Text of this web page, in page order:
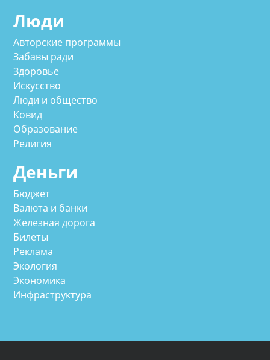
Люди
Авторские программы
Забавы ради
Здоровье
Искусство
Люди и общество
Ковид
Образование
Религия
Деньги
Бюджет
Валюта и банки
Железная дорога
Билеты
Реклама
Экология
Экономика
Инфраструктура